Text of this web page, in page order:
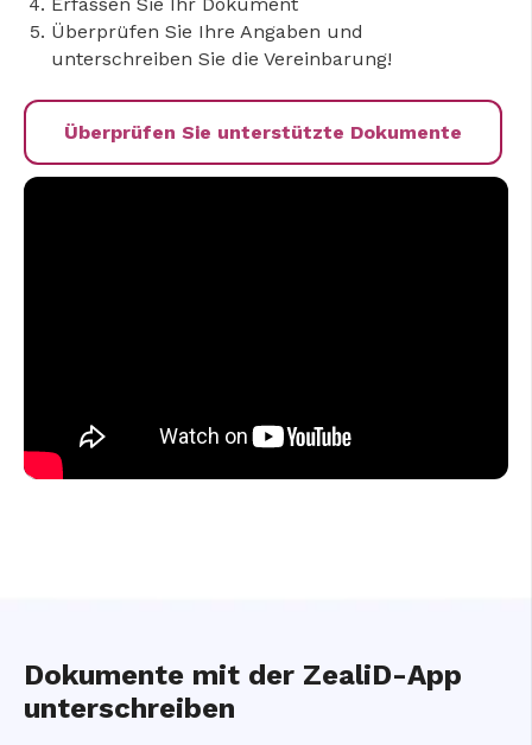
Überprüfen Sie Ihre Angaben und
unterschreiben Sie die Vereinbarung!
Überprüfen Sie unterstützte Dokumente
Dokumente mit der ZealiD-App
unterschreiben